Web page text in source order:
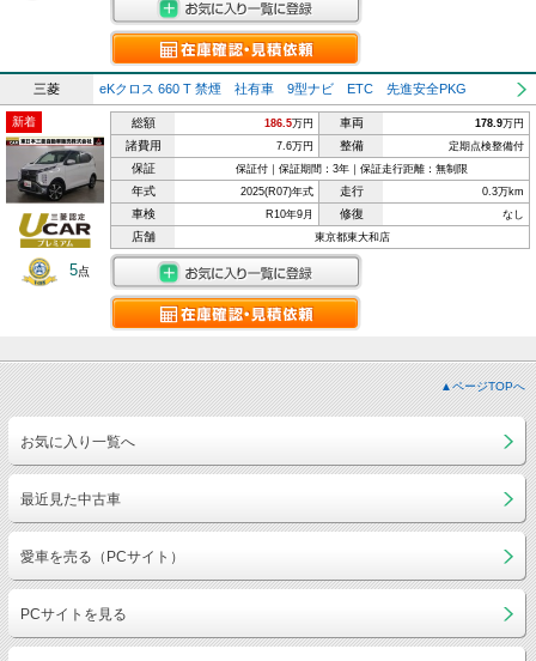
三菱 eKクロス 660 T 禁煙 社有車 9型ナビ ETC 先進安全PKG
新着
5点
総額 186.5万円 車両 178.9万円
諸費用 7.6万円 整備 定期点検整備付
保証 保証付｜保証期間：3年｜保証走行距離：無制限
年式 2025(R07)年式 走行 0.3万km
車検 R10年9月 修復 なし
店舗 東京都東大和店
▲ページTOPへ
お気に入り一覧へ
最近見た中古車
愛車を売る（PCサイト）
PCサイトを見る